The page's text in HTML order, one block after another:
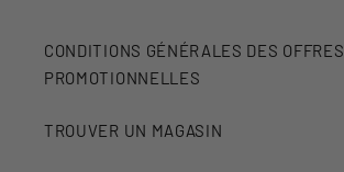
CONDITIONS GÉNÉRALES DES OFFRES
PROMOTIONNELLES
TROUVER UN MAGASIN